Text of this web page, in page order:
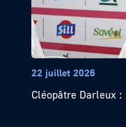
22 juillet 2026
Cléopâtre Darleux